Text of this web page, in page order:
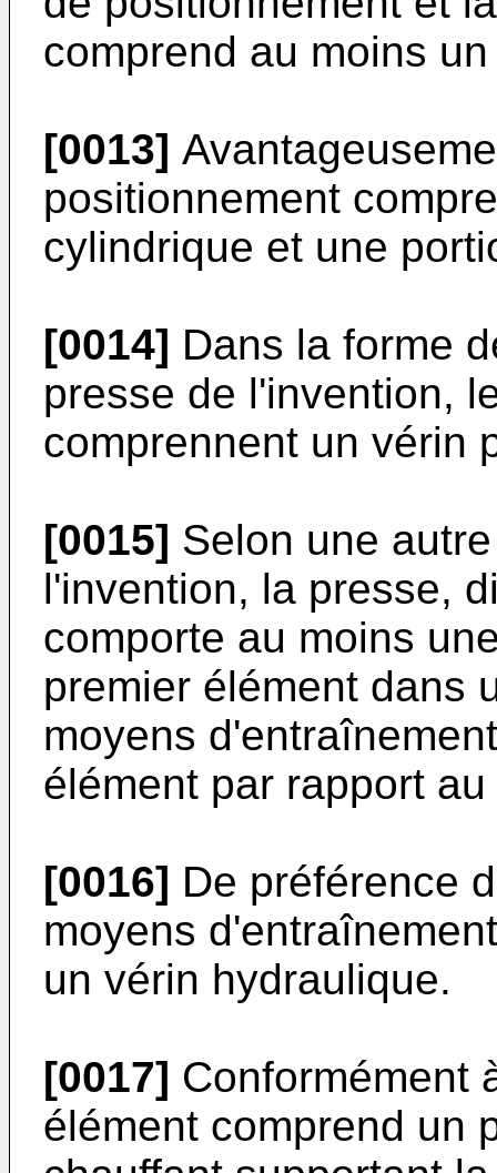
comprend au moins
[0013]
positionnement
cylindrique et une
[0014] Dans la forme
presse de l'invention,
comprennent un vérin
[0015] Selon une
l'invention, la presse,
comporte au moins
premier élément dans
moyens
élément par rapport
[0016] De préférence
moyens
un vérin hydraulique.
[0017] Conformément
élément comprend un